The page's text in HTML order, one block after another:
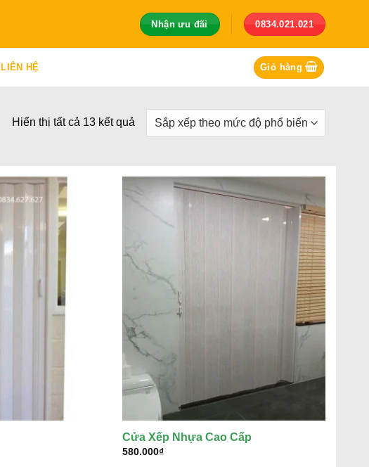
Nhận ưu đãi 0834.021.021
LIÊN HỆ Giỏ hàng
Hiển thị tất cả 13 kết quảĐã
sắp
theo
mức
biến
Cửa Xếp Nhựa Cao Cấp
580.000₫